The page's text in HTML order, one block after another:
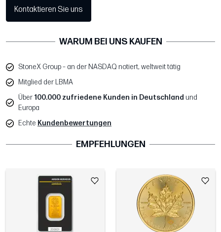
Kontaktieren Sie uns
WARUM BEI UNS KAUFEN
StoneX Group – an der NASDAQ notiert, weltweit tätig
Mitglied der LBMA
Über 100.000 zufriedene Kunden in Deutschland und
Europa
Echte Kundenbewertungen
EMPFEHLUNGEN